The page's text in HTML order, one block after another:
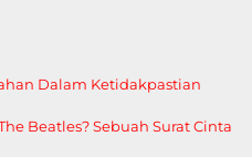
Dalam Ketidakpastian
Beatles? Sebuah Surat Cinta